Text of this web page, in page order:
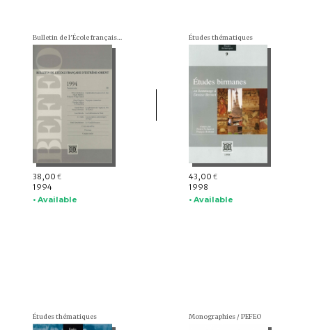
Bulletin de l'École française d'Extrême-Orient (BEFEO)
38,00 €
1994
• Available
Études thématiques
43,00 €
1998
• Available
Études thématiques Monographies / PEFEO